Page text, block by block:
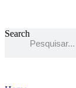
Search